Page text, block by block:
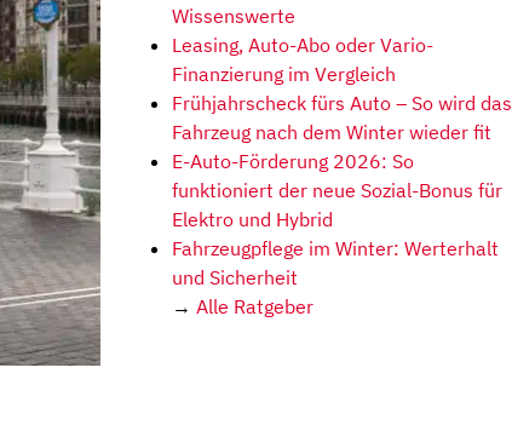
Wissenswerte
Leasing, Auto-Abo oder Vario-
Finanzierung im Vergleich
Frühjahrscheck fürs Auto – So wird das
Fahrzeug nach dem Winter wieder fit
E-Auto-Förderung 2026: So
funktioniert der neue Sozial-Bonus für
Elektro und Hybrid
Fahrzeugpflege im Winter: Werterhalt
und Sicherheit
→ Alle Ratgeber